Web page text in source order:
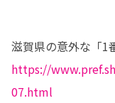
https://
07.html